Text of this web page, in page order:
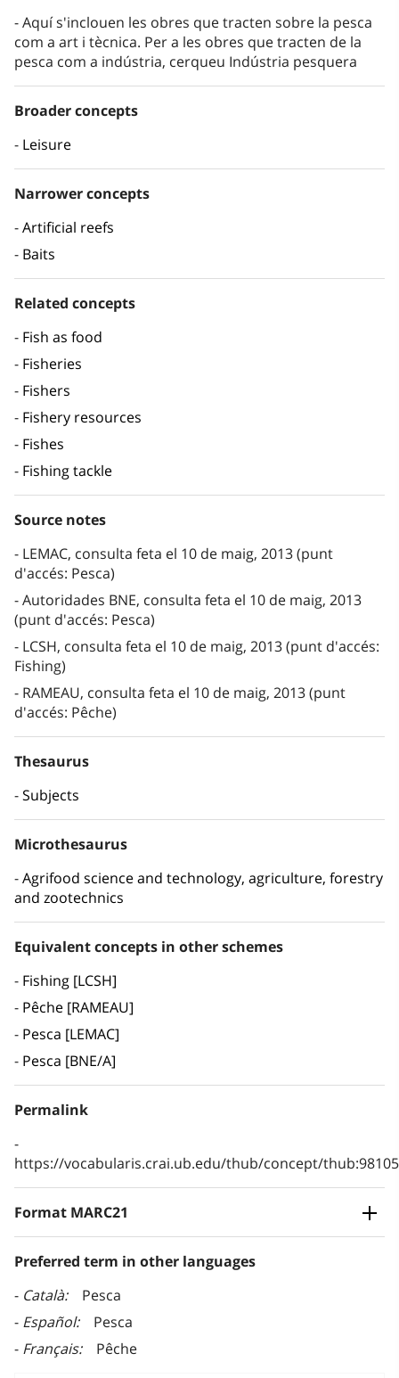
Aquí s'inclouen les obres que tracten sobre la pesca
com a art i tècnica. Per a les obres que tracten de la
pesca com a indústria, cerqueu Indústria pesquera
Broader concepts
Leisure
Narrower concepts
Artificial reefs
Baits
Related concepts
Fish as food
Fisheries
Fishers
Fishery resources
Fishes
Fishing tackle
Source notes
LEMAC, consulta feta el 10 de maig, 2013 (punt
d'accés: Pesca)
Autoridades BNE, consulta feta el 10 de maig, 2013
(punt d'accés: Pesca)
LCSH, consulta feta el 10 de maig, 2013 (punt d'accés:
Fishing)
RAMEAU, consulta feta el 10 de maig, 2013 (punt
d'accés: Pêche)
Thesaurus
Subjects
Microthesaurus
Agrifood science and technology, agriculture, forestry
and zootechnics
Equivalent concepts in other schemes
Fishing [LCSH]
Pêche [RAMEAU]
Pesca [LEMAC]
Pesca [BNE/A]
Permalink
https://vocabularis.crai.ub.edu/thub/concept/
Format MARC21
Preferred term in other languages
Català
Pesca
Español
Pesca
Français
Pêche